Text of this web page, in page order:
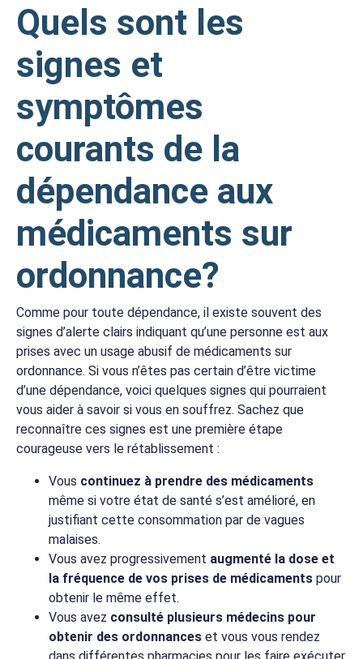
Quels sont les
signes et
symptômes
courants de la
dépendance aux
médicaments sur
ordonnance?
Comme pour toute dépendance, il existe souvent des
signes d’alerte clairs indiquant qu’une personne est aux
prises avec un usage abusif de médicaments sur
ordonnance. Si vous n’êtes pas certain d’être victime
d’une dépendance, voici quelques signes qui pourraient
vous aider à savoir si vous en souffrez. Sachez que
reconnaître ces signes est une première étape
courageuse vers le rétablissement :
Vous continuez à prendre des médicaments
même si votre état de santé s’est amélioré, en
justifiant cette consommation par de vagues
malaises.
Vous avez progressivement augmenté la dose et
la fréquence de vos prises de médicaments pour
obtenir le même effet.
Vous avez consulté plusieurs médecins pour
obtenir des ordonnances et vous vous rendez